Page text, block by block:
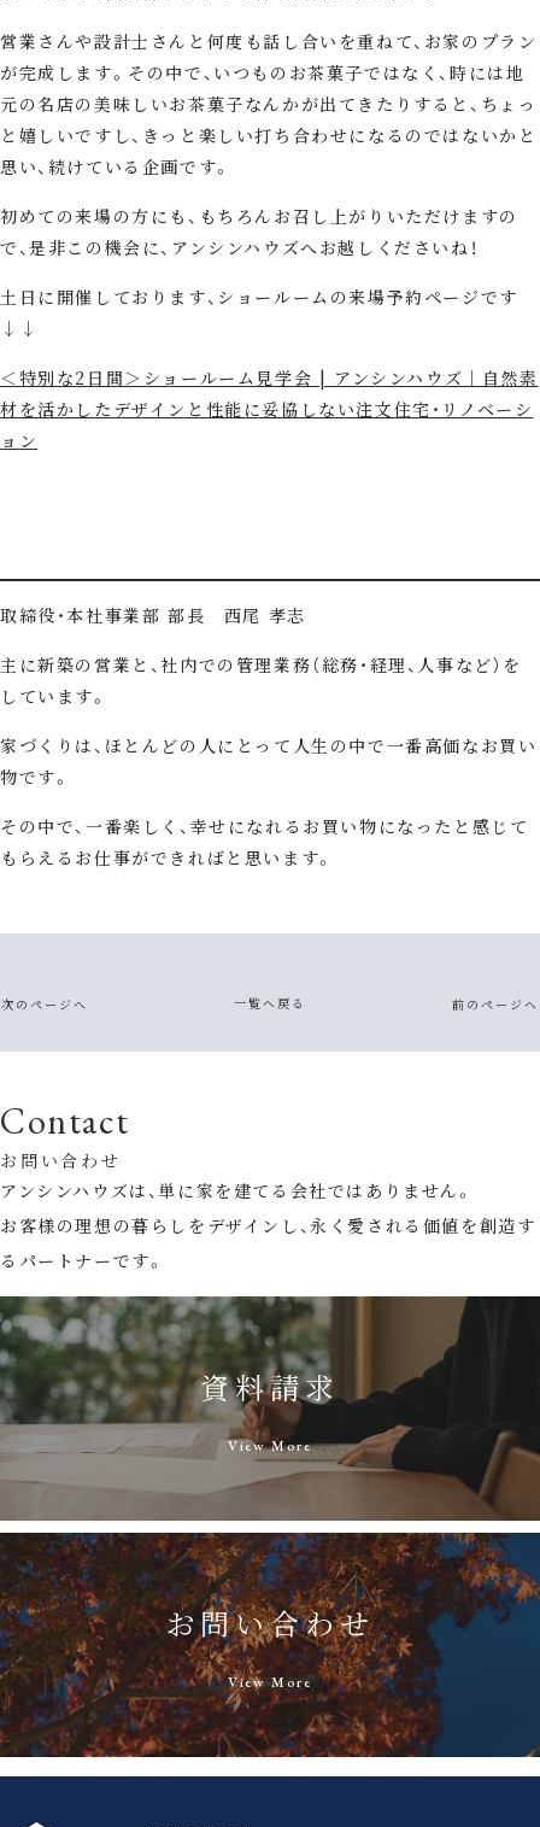
営業さんや設計士さんと何度も話し合いを重ねて、お家のプラン
が完成します。その中で、いつものお茶菓子ではなく、時には地
元の名店の美味しいお茶菓子なんかが出てきたりすると、ちょっ
と嬉しいですし、きっと楽しい打ち合わせになるのではないかと
思い、続けている企画です。
初めての来場の方にも、もちろんお召し上がりいただけますの
で、是非この機会に、アンシンハウズへお越しくださいね！
土日に開催しております、ショールームの来場予約ページです
↓↓
＜特別な2日間＞ショールーム見学会 | アンシンハウズ｜自然素
材を活かしたデザインと性能に妥協しない注文住宅・リノベーシ
ョン
取締役・本社事業部 部長 西尾 孝志
主に新築の営業と、社内での管理業務（総務・経理、人事など）を
しています。
家づくりは、ほとんどの人にとって人生の中で一番高価なお買い
物です。
その中で、一番楽しく、幸せになれるお買い物になったと感じて
もらえるお仕事ができればと思います。
次のページへ 一覧へ戻る 前のページへ
Contact
お問い合わせ
アンシンハウズは、単に家を建てる会社ではありません。
お客様の理想の暮らしをデザインし、永く愛される価値を創造す
るパートナーです。
資料請求
View More
お問い合わせ
View More